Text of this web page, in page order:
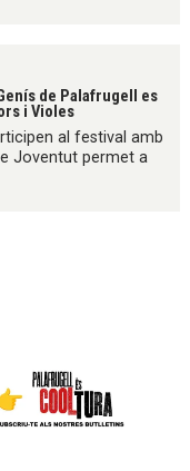
de Palafrugell es
i Violes
al festival amb
Joventut permet a